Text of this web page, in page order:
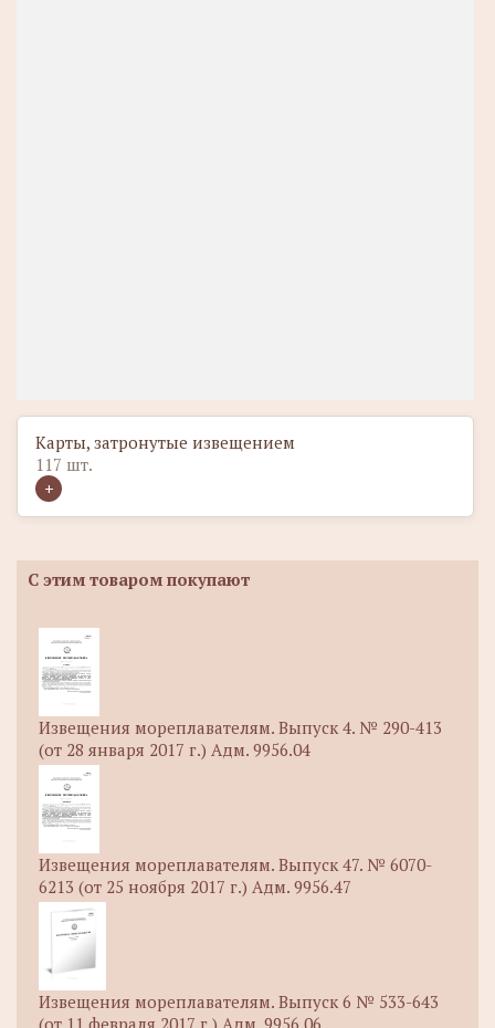
Карты, затронутые извещением
117 шт.
С этим товаром покупают
Извещения мореплавателям. Выпуск 4. № 290-413
(от 28 января 2017 г.) Адм. 9956.04
Извещения мореплавателям. Выпуск 47. № 6070-
6213 (от 25 ноября 2017 г.) Адм. 9956.47
Извещения мореплавателям. Выпуск 6 № 533-643